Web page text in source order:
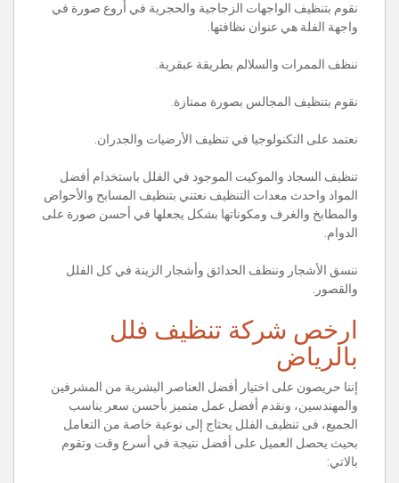
نقوم بتنظيف الواجهات الزجاجية والحجرية في أروع صورة في
واجهة الفلة هي عنوان نظافتها.
ننظف الممرات والسلالم بطريقة عبقرية.
نقوم بتنظيف المجالس بصورة ممتازة.
نعتمد على التكنولوجيا في تنظيف الأرضيات والجدران.
تنظيف السجاد والموكيت الموجود في الفلل باستخدام أفضل
المواد واحدث معدات التنظيف نعتني بتنظيف المسابح والأحواض
والمطابخ والغرف ومكوناتها بشكل يجعلها في أحسن صورة على
الدوام.
ننسق الأشجار وننظف الحدائق وأشجار الزينة في كل الفلل
والقصور.
ارخص شركة تنظيف فلل
بالرياض
إننا حريصون على اختيار أفضل العناصر البشرية من المشرفين
والمهندسين، ونقدم أفضل عمل متميز بأحسن سعر يناسب
الجميع، فى تنظيف الفلل يحتاج إلى نوعية خاصة من التعامل
بحيث يحصل العميل على أفضل نتيجة في أسرع وقت وتقوم
بالاتي: